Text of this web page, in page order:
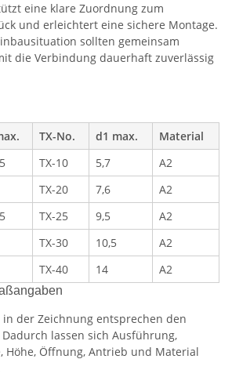
eine klare Zuordnung zum
und erleichtert eine sichere Montage.
sollten gemeinsam
die Verbindung dauerhaft zuverlässig
TX-No. d1 max.
Material
TX-10 5,7
A2
TX-20 7,6
A2
TX-25 9,5
A2
TX-30 10,5
A2
TX-40 14 A2
der Zeichnung entsprechen den
lassen sich Ausführung,
Höhe, Öffnung, Antrieb und Material